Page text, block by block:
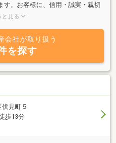
す。お客様に、信用・誠実・親切
お手伝い者（ハッピーライフ・パ
ください。
と見る
会社が取り扱う
を探す
見町５
歩13分